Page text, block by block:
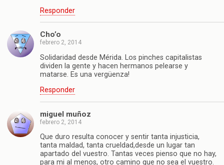
Responder
Cho’o
febrero 2, 2014
Solidaridad desde Mérida. Los pinches capitalistas
dividen la gente y hacen hermanos pelearse y
matarse. Es una vergüenza!
Responder
miguel muñoz
febrero 2, 2014
Que duro resulta conocer y sentir tanta injusticia,
tanta maldad, tanta crueldad,desde un lugar tan
apartado del vuestro. Tantas veces pienso que no hay,
para mi al menos, otro camino que no sea el vuestro.